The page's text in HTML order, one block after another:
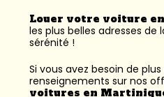
Louer votre voiture
les plus belles adresses
sérénité !
Si vous avez besoin de
renseignements sur nos
voitures en